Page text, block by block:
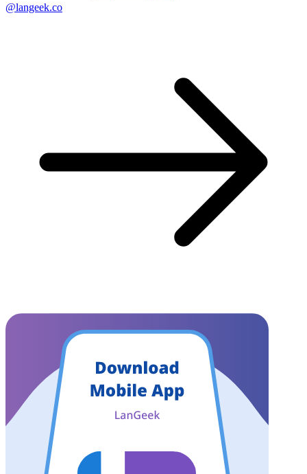
@langeek.co